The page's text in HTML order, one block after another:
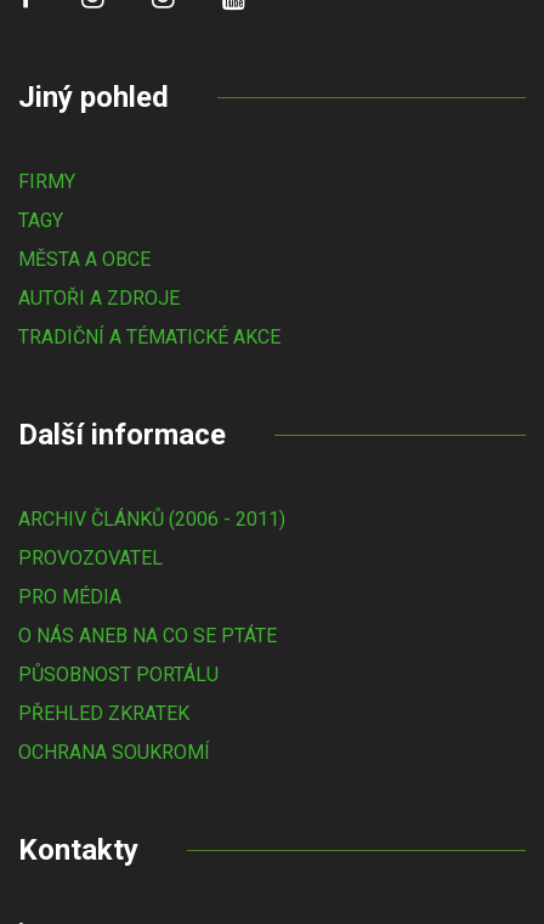
Jiný pohled
FIRMY
TAGY
MĚSTA A OBCE
AUTOŘI A ZDROJE
TRADIČNÍ A TÉMATICKÉ AKCE
Další informace
ARCHIV ČLÁNKŮ (2006 - 2011)
PROVOZOVATEL
PRO MÉDIA
O NÁS ANEB NA CO SE PTÁTE
PŮSOBNOST PORTÁLU
PŘEHLED ZKRATEK
OCHRANA SOUKROMÍ
Kontakty